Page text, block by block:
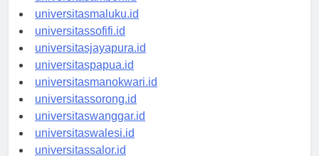
universitasambon.id
universitasmaluku.id
universitassofifi.id
universitasjayapura.id
universitaspapua.id
universitasmanokwari.id
universitassorong.id
universitaswanggar.id
universitaswalesi.id